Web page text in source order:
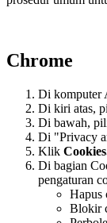
Chrome
Di komputer
Di kiri atas,
Di bawah,
Di "Privacy
Klik
Di bagian
pengaturan
Hapus
Blokir